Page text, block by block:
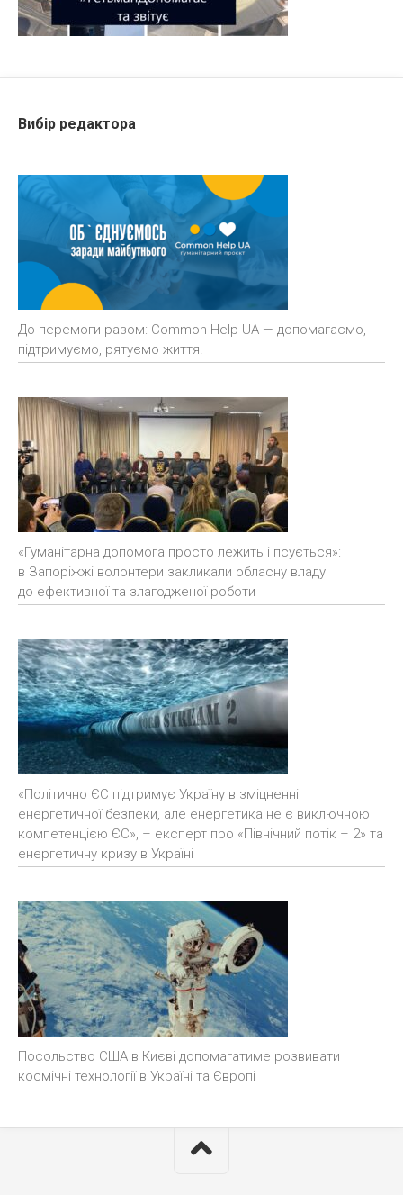
Вибір редактора
До перемоги разом: Common Help UA — допомагаємо,
підтримуємо, рятуємо життя!
«Гуманітарна допомога просто лежить і псується»:
в Запоріжжі волонтери закликали обласну владу
до ефективної та злагодженої роботи
«Політично ЄС підтримує Україну в зміцненні
енергетичної безпеки, але енергетика не є виключною
компетенцією ЄС», – експерт про «Північний потік – 2» та
енергетичну кризу в Україні
Посольство США в Києві допомагатиме розвивати
космічні технології в Україні та Європі